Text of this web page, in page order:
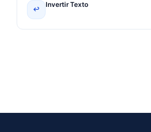
↩
Invertir Texto